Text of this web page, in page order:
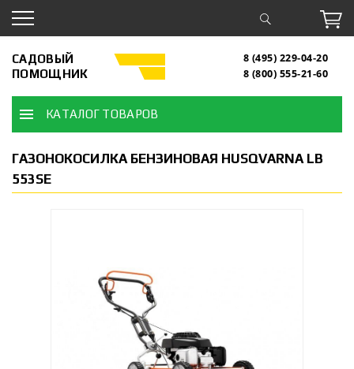
САДОВЫЙ
ПОМОЩНИК
8 (495) 229-04-20
8 (800) 555-21-60
КАТАЛОГ ТОВАРОВ
ГАЗОНОКОСИЛКА БЕНЗИНОВАЯ HUSQVARNA LB
553SE